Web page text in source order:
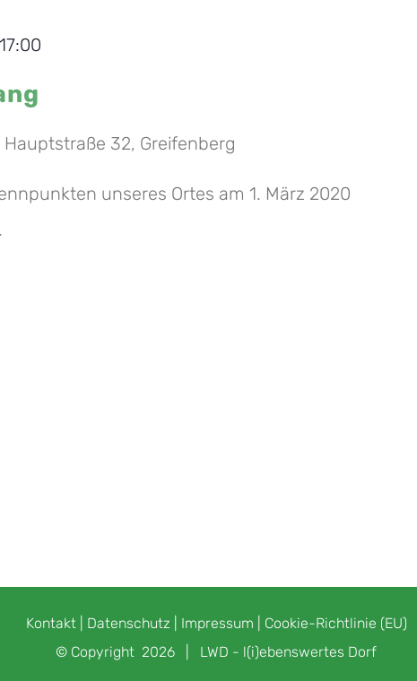
17:00
Hauptstraße 32, Greifenberg
unseres Ortes am 1. März 2020
Kontakt| Datenschutz| Impressum
Cookie-Richtlinie (EU)
© Copyright 2026 | LWD - l(i)ebenswertes Dorf